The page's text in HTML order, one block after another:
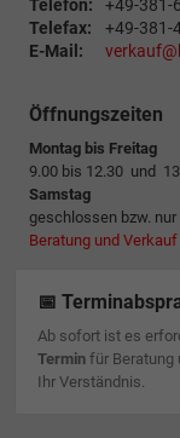
Telefon:
+49-381-
Telefax:
+49-381-
E-Mail:
Öffnungszeiten
Montag bis Freitag
9.00 bis 12.30 und
Samstag
geschlossen bzw.
Beratung und
📅
Ab sofort ist es
Terminfür Beratung
Ihr Verständnis.